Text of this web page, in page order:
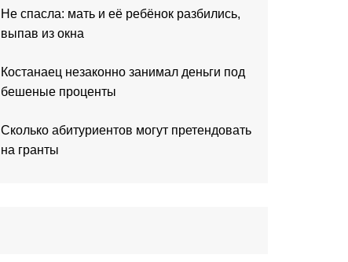
Не спасла: мать и её ребёнок разбились,
выпав из окна
Костанаец незаконно занимал деньги под
бешеные проценты
Сколько абитуриентов могут претендовать
на гранты